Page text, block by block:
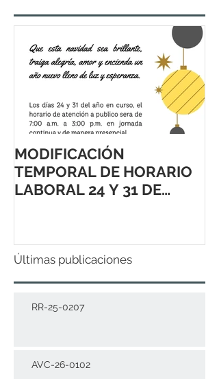
MODIFICACIÓN
TEMPORAL DE HORARIO
LABORAL 24 Y 31 DE
Últimas publicaciones
RR-25-0207
AVC-26-0102